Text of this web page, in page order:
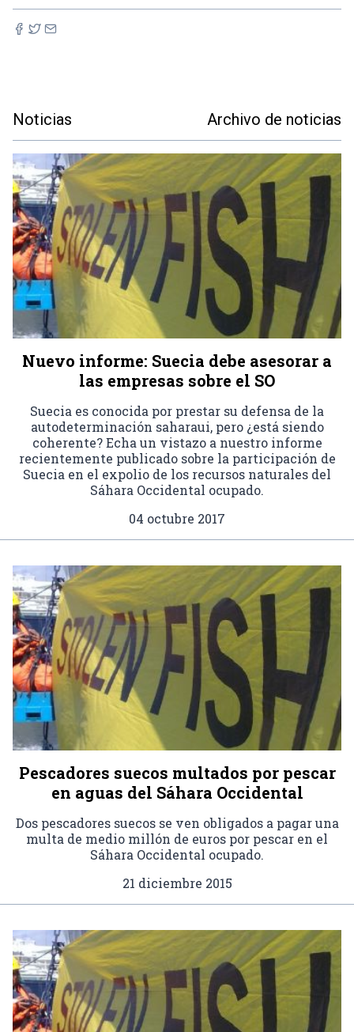
Noticias Archivo de noticias
Nuevo informe: Suecia debe asesorar a
las empresas sobre el SO
Suecia es conocida por prestar su defensa de la
autodeterminación saharaui, pero ¿está siendo
coherente? Echa un vistazo a nuestro informe
recientemente publicado sobre la participación de
Suecia en el expolio de los recursos naturales del
Sáhara Occidental ocupado.
04 octubre 2017
Pescadores suecos multados por pescar
en aguas del Sáhara Occidental
Dos pescadores suecos se ven obligados a pagar una
multa de medio millón de euros por pescar en el
Sáhara Occidental ocupado.
21 diciembre 2015